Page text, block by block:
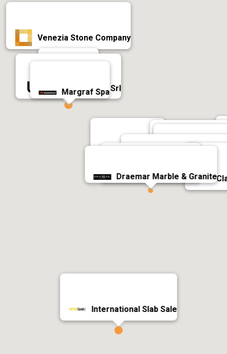
Venezia Stone Company
International Slab Sale
Universal Stone Srl
MARMONIL
Al Mulhem Marble
Draemar Marble & Granite
Margraf Spa